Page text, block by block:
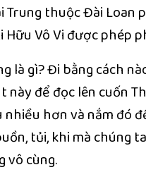
thuộc Đài Loan
Vô Vi được phép
gì? Đi bằng cách
để đọc lên cuốn
hơn và nắm đó
tủi, khi mà
vô cùng.